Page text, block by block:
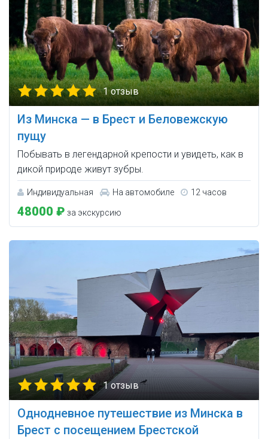
1 отзыв
Из Минска — в Брест и Беловежскую
пущу
Побывать в легендарной крепости и увидеть, как в
дикой природе живут зубры.
Индивидуальная На автомобиле 12 часов
48000 ₽ за экскурсию
1 отзыв
Однодневное путешествие из Минска в
Брест с посещением Брестской